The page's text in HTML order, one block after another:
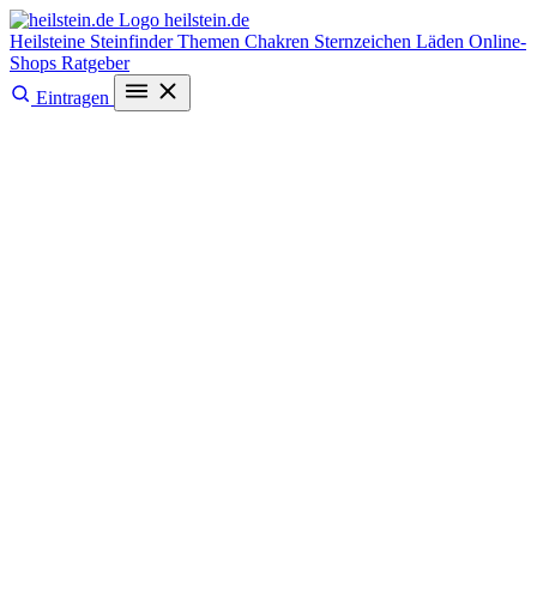
heilstein.de
Heilsteine SteinfinderThemen Chakren Sternzeichen Läden Online-
Shops Ratgeber
Eintragen